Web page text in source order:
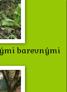
barevnými